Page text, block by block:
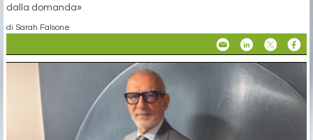
dalla domanda»
di Sarah Falsone